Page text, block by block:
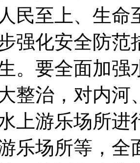
民至上、生命
强化安全防范
。要全面加强
整治，对内河
上游乐场所
乐场所等，全